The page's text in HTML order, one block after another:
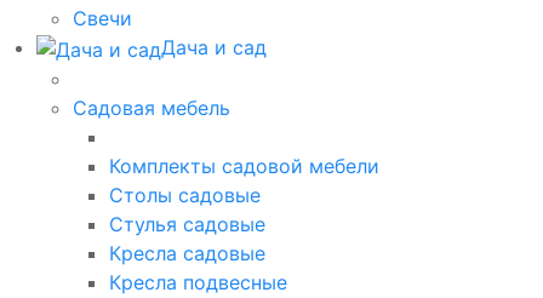
Свечи
Дача и сад
Садовая мебель
Комплекты садовой мебели
Столы садовые
Стулья садовые
Кресла садовые
Кресла подвесные